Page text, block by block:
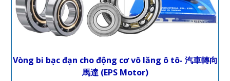
Vòng bi bạc đạn cho động cơ vô lăng ô tô- 汽車轉向
馬達 (EPS Motor)